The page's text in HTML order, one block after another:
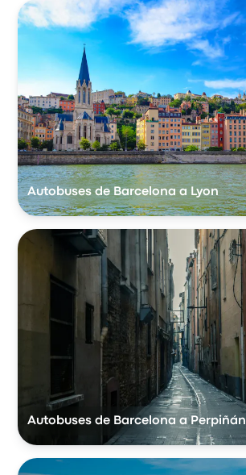
Autobuses de Barcelona a Lyon
Autobuses de Barcelona a Perpiñán